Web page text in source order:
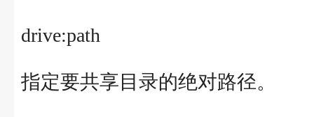
drive:path
指定要共享目录的绝对路径。